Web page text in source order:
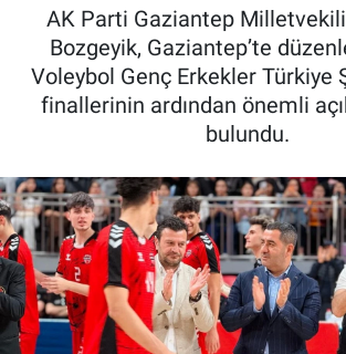
AK Parti Gaziantep
Bozgeyik, Gaziantep’te
Voleybol Genç Erkekler Türkiye
finallerinin ardından önemli
bulundu.
ASAYİŞ
EĞİTİM
KÜLTÜR - SANAT
Haber Arşivi